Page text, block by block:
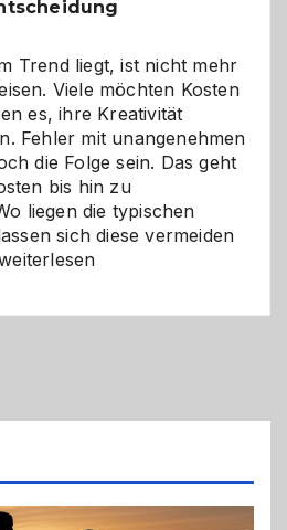
Trend liegt, ist nicht mehr
Viele möchten Kosten
es, ihre Kreativität
Fehler mit unangenehmen
die Folge sein. Das geht
bis hin zu
liegen die typischen
sich diese vermeiden